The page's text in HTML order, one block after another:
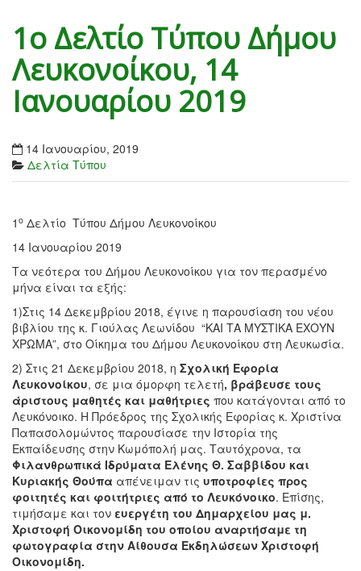
1ο Δελτίο Τύπου Δήμου
Λευκονοίκου, 14
Ιανουαρίου 2019
14 Ιανουαρίου, 2019
Δελτία Τύπου
1 ο Δελτίο Τύπου Δήμου Λευκονοίκου
14 Ιανουαρίου 2019
Τα νεότερα του Δήμου Λευκονοίκου για τον περασμένο
μήνα είναι τα εξής:
1)Στις 14 Δεκεμβρίου 2018, έγινε η παρουσίαση του νέου
βιβλίου της κ. Γιούλας Λεωνίδου “ΚΑΙ ΤΑ ΜΥΣΤΙΚΑ ΕΧΟΥΝ
ΧΡΩΜΑ”, στο Οίκημα του Δήμου Λευκονοίκου στη Λευκωσία.
2) Στις 21 Δεκεμβρίου 2018, η Σχολική Εφορία
Λευκονοίκου, σε μια όμορφη τελετή, βράβευσε τους
άριστους μαθητές και μαθήτριες που κατάγονται από το
Λευκόνοικο. Η Πρόεδρος της Σχολικής Εφορίας κ. Χριστίνα
Παπασολομώντος παρουσίασε την Ιστορία της
Εκπαίδευσης στην Κωμόπολή μας. Ταυτόχρονα, τα
Φιλανθρωπικά Ιδρύματα Ελένης Θ. Σαββίδου και
Κυριακής Θούπα απένειμαν τις υποτροφίες προς
φοιτητές και φοιτήτριες από το Λευκόνοικο. Επίσης,
τιμήσαμε και τον ευεργέτη του Δημαρχείου μας μ.
Χριστοφή Οικονομίδη του οποίου αναρτήσαμε τη
φωτογραφία στην Αίθουσα Εκδηλώσεων Χριστοφή
Οικονομίδη.